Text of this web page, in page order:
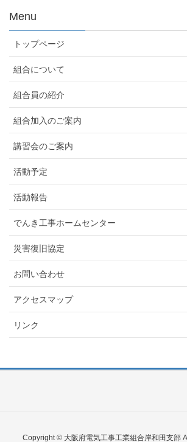
Menu
トップページ
組合について
組合員の紹介
組合加入のご案内
講習会のご案内
活動予定
活動報告
でんき工事ホームセンター
災害復旧協定
お問い合わせ
アクセスマップ
リンク
Copyright © 大阪府電気工事工業組合岸和田支部